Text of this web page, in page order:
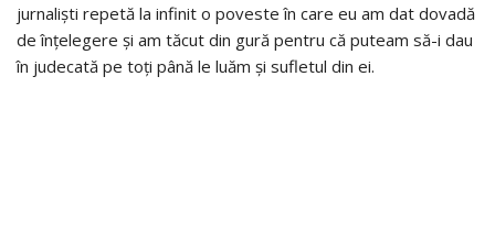
jurnaliști repetă la infinit o poveste în care eu am dat dovadă
de înțelegere și am tăcut din gură pentru că puteam să-i dau
în judecată pe toți până le luăm și sufletul din ei.